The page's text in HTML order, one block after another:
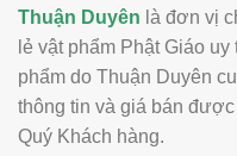
Thuận Duyên là đơn vị
lẻ vật phẩm Phật Giáo
phẩm do Thuận Duyên
thông tin và giá bán
Quý Khách hàng.